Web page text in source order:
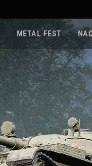
METAL FEST